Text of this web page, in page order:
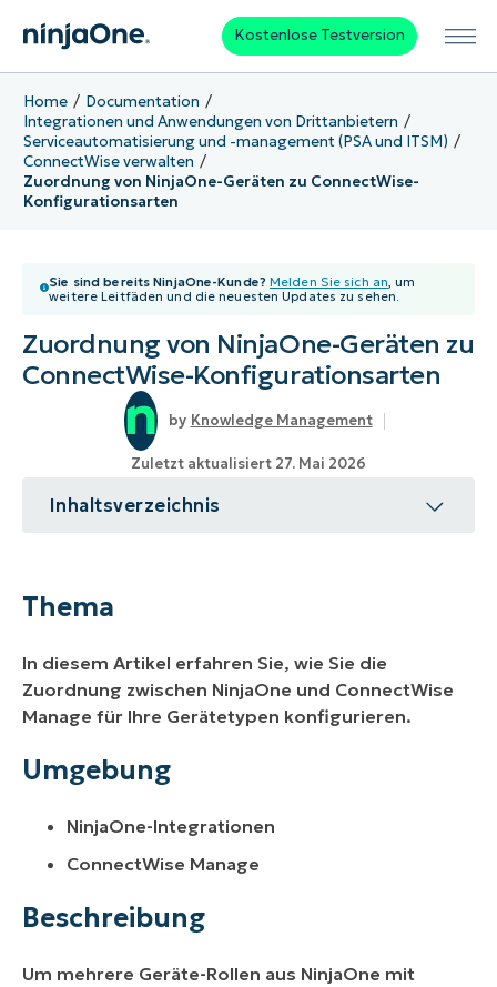
Kostenlose Testversion
Home
Documentation
Integrationen und Anwendungen von Drittanbietern
Serviceautomatisierung und -management (PSA und ITSM)
ConnectWise verwalten
Zuordnung von NinjaOne-Geräten zu ConnectWise-
Konfigurationsarten
Sie sind bereits NinjaOne-Kunde? Melden Sie sich an, um
weitere Leitfäden und die neuesten Updates zu sehen.
Zuordnung von NinjaOne-Geräten zu
ConnectWise-Konfigurationsarten
Knowledge Management
Zuletzt aktualisiert 27. Mai 2026
Inhaltsverzeichnis
Weitere Ressourcen
Thema
In diesem Artikel erfahren Sie, wie Sie die
Zuordnung zwischen NinjaOne und ConnectWise
Manage für Ihre Gerätetypen konfigurieren.
Umgebung
NinjaOne-Integrationen
ConnectWise Manage
Beschreibung
Um mehrere Geräte-Rollen aus NinjaOne mit